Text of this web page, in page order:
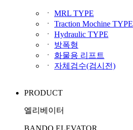
ㆍ MRL TYPE
ㆍ Traction Mochine TYPE
ㆍ Hydraulic TYPE
ㆍ 방폭형
ㆍ 화물용 리프트
ㆍ 자체검수(검시전)
PRODUCT
엘리베이터
BANDO ELEVATOR